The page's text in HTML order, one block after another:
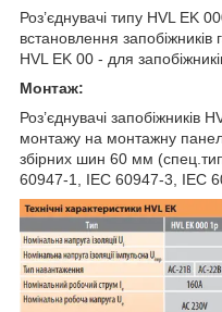
Роз’єднувачі типу HVL EK
встановлення запобіжників
HVL EK 00 - для
Монтаж:
Роз’єднувачі запобіжників
монтажу на монтажну
збірних шин 60 мм
60947-1, IEC 60947-3, IEC